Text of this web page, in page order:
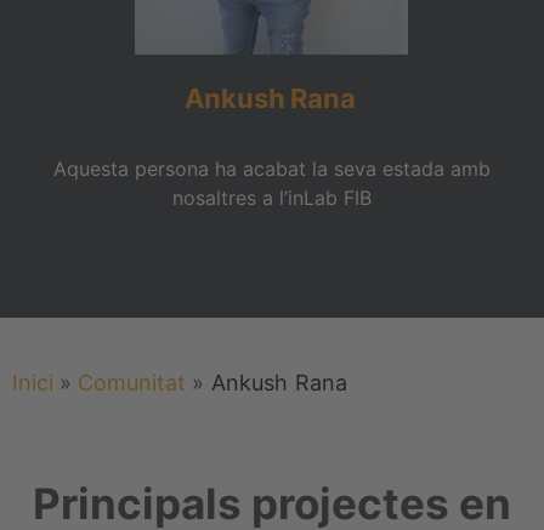
Ankush Rana
Aquesta persona ha acabat la seva estada amb
nosaltres a l’inLab FIB
Inici » Comunitat » Ankush Rana
Principals projectes en